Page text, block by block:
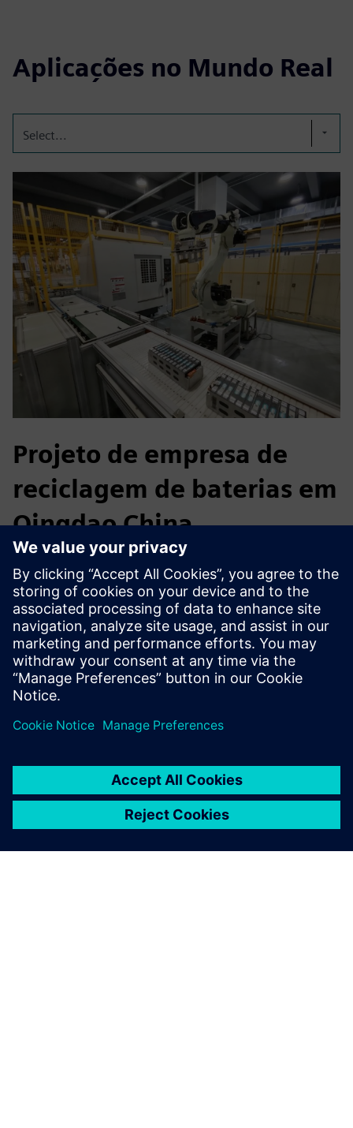
Aplicações no Mundo Real
Select...
Projeto de empresa de
reciclagem de baterias em
Qingdao China
Uma capacidade de esmagamento e triagem de 10.000
toneladas de células de bateria residuais
Uma capacidade de utilização secundária de 30.000
toneladas
Uma capacidade de processamento de 2.000 toneladas de
resíduos de folhas de eléctrodos